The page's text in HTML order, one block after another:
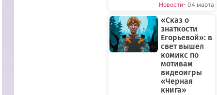
Новости- 04 марта
«Сказ о
знаткости
Егорьевой»: в
свет вышел
комикс по
мотивам
видеоигры
«Черная
книга»